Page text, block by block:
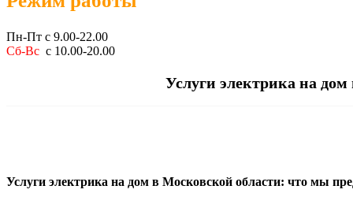
Пн-Пт с 9.00-22.00
Сб-Вс с 10.00-20.00
Услуги электрика на
Услуги электрика на дом в Московской области: что мы